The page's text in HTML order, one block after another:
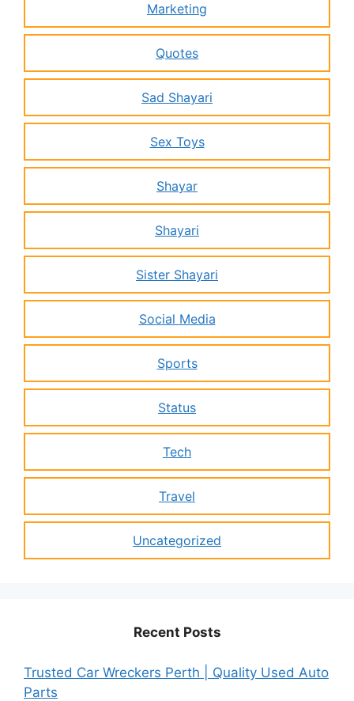
Marketing
Quotes
Sad Shayari
Sex Toys
Shayar
Shayari
Sister Shayari
Social Media
Sports
Status
Tech
Travel
Uncategorized
Recent Posts
Trusted Car Wreckers Perth | Quality Used Auto
Parts